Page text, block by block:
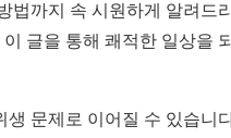
법까지 속 시원하게 알려드
글을 통해 쾌적한 일상을
문제로 이어질 수 있습니